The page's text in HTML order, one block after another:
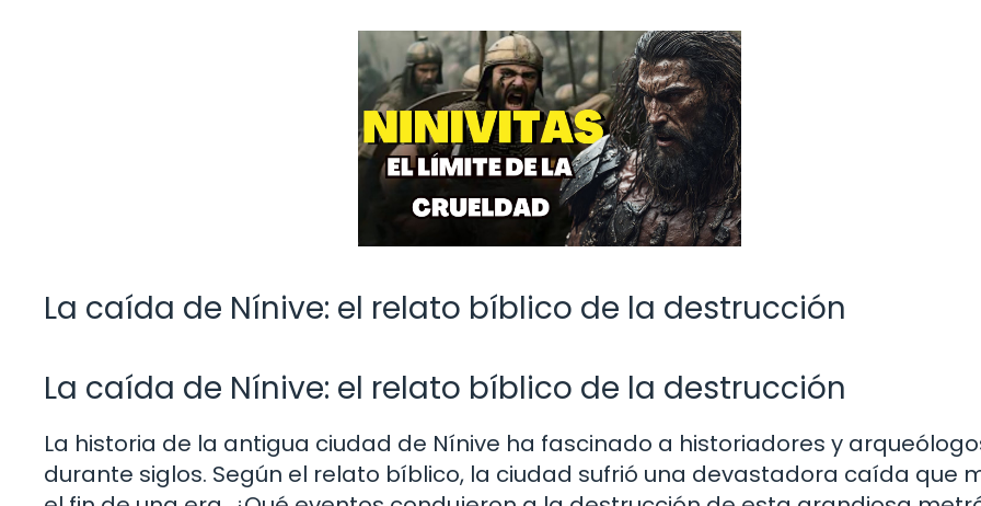
La caída de Nínive: el relato bíblico de la destrucción
La caída de Nínive: el relato bíblico de la destrucción
La historia de la antigua ciudad de Nínive ha fascinado a historiadores y
durante siglos. Según el relato bíblico, la ciudad sufrió una devastadora caída que